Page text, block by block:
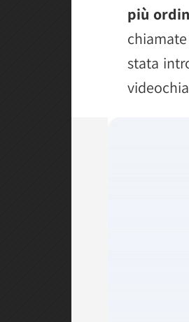
più
stata